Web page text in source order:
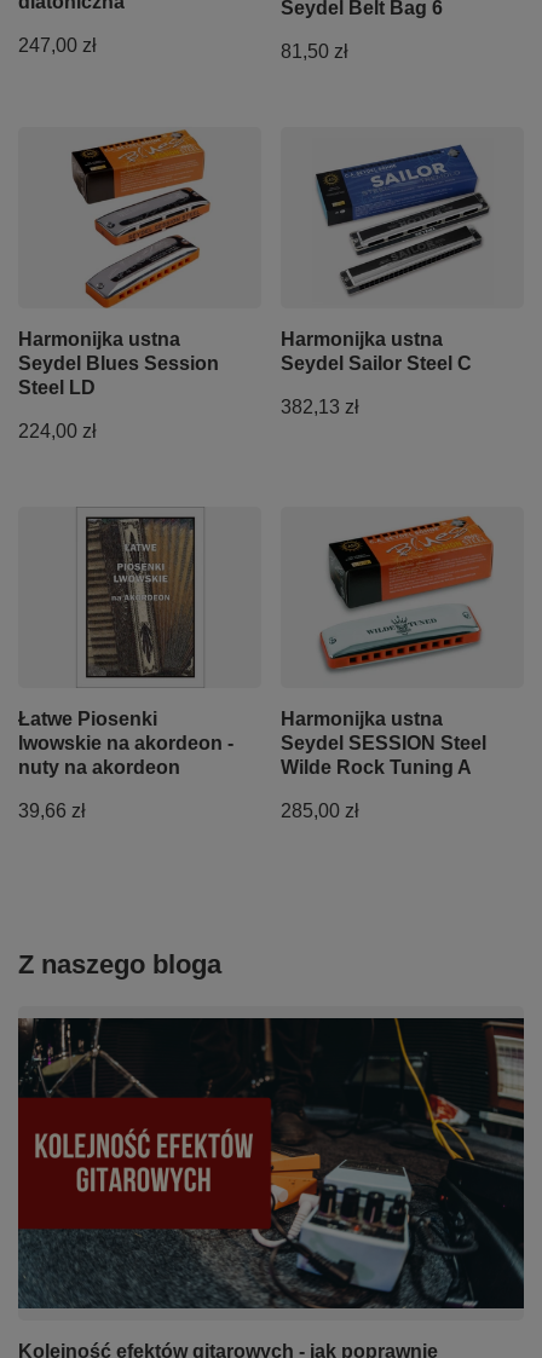
247,00 zł
Seydel Belt Bag 6
81,50 zł
Harmonijka ustna
Seydel Blues Session
Steel LD
224,00 zł
Harmonijka ustna
Seydel Sailor Steel C
382,13 zł
Łatwe Piosenki
lwowskie na akordeon -
nuty na akordeon
39,66 zł
Harmonijka ustna
Seydel SESSION Steel
Wilde Rock Tuning A
285,00 zł
Z naszego bloga
Kolejność efektów gitarowych - jak poprawnie